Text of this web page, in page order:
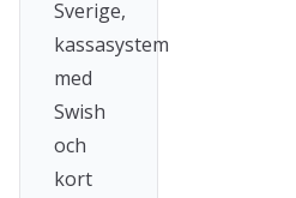
Sverige,
kassasystem
med
Swish
och
kort